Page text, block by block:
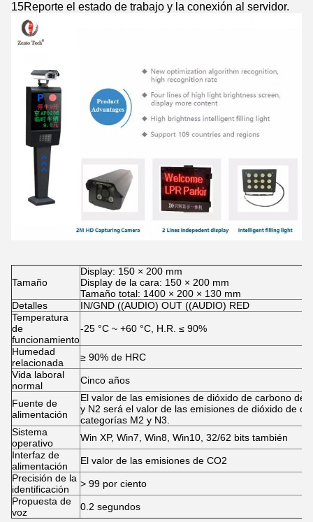
15Reporte el estado de trabajo y la conexión al servidor.
Tamaño
Display: 150 × 200 mm
Display de la cara: 150 × 200 mm
Tamaño total: 1400 × 200 × 130 mm
Detalles
IN/GND ((AUDIO) OUT ((AUDIO) RED
Temperatura
de
funcionamiento
-25 °C ~ +60 °C, H.R. ≤ 90%
Humedad
relacionada
≥ 90% de HRC
Vida laboral
normal
Cinco años
Fuente de
alimentación
El valor de las emisiones de dióxido de carbono de
y N2 será el valor de las emisiones de dióxido de
categorías M2 y N3.
Sistema
operativo
Win XP, Win7, Win8, Win10, 32/62 bits también
Interfaz de
alimentación
El valor de las emisiones de CO2
Precisión de la
identificación
> 99 por ciento
Propuesta de
voz
0.2 segundos